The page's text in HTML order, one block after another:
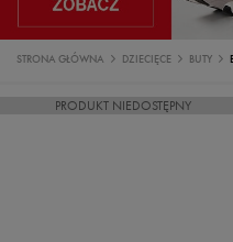
STRONA GŁÓWNA DZIECIĘCE BUTY
PRODUKT NIEDOSTĘPNY